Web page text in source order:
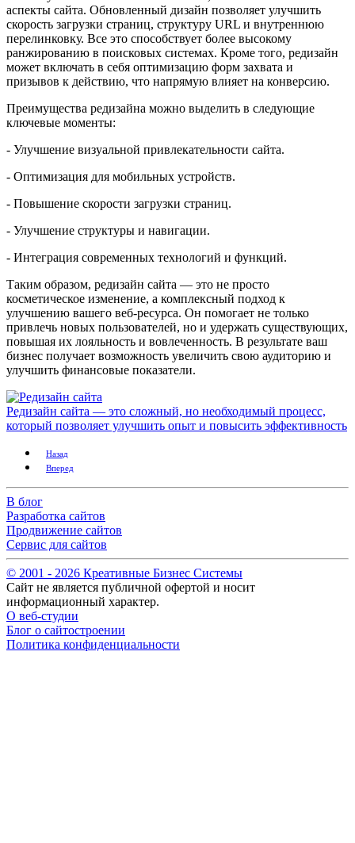
аспекты сайта. Обновленный дизайн позволяет улучшить
скорость загрузки страниц, структуру URL и внутреннюю
перелинковку. Все это способствует более высокому
ранжированию в поисковых системах. Кроме того, редизайн
может включать в себя оптимизацию форм захвата и
призывов к действию, что напрямую влияет на конверсию.
Преимущества редизайна можно выделить в следующие
ключевые моменты:
- Улучшение визуальной привлекательности сайта.
- Оптимизация для мобильных устройств.
- Повышение скорости загрузки страниц.
- Улучшение структуры и навигации.
- Интеграция современных технологий и функций.
Таким образом, редизайн сайта — это не просто
косметическое изменение, а комплексный подход к
улучшению вашего веб-ресурса. Он помогает не только
привлечь новых пользователей, но и удержать существующих,
повышая их лояльность и вовлеченность. В результате ваш
бизнес получает возможность увеличить свою аудиторию и
улучшить финансовые показатели.
Редизайн сайта — это сложный, но необходимый процесс,
который позволяет улучшить опыт и повысить эффективность
Назад
Вперед
В блог
Разработка сайтов
Продвижение сайтов
Сервис для сайтов
© 2001 - 2026 Креативные Бизнес Системы
Сайт не является публичной офертой и носит
информационный характер.
О веб-студии
Блог о сайтостроении
Политика конфиденциальности